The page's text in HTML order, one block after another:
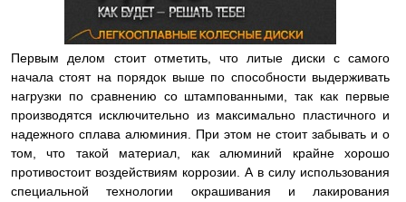
Первым делом стоит отметить, что литые диски с самого
начала стоят на порядок выше по способности выдерживать
нагрузки по сравнению со штампованными, так как первые
производятся исключительно из максимально пластичного и
надежного сплава алюминия. При этом не стоит забывать и о
том, что такой материал, как алюминий крайне хорошо
противостоит воздействиям коррозии. А в силу использования
специальной технологии окрашивания и лакирования